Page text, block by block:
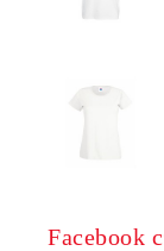
Facebook